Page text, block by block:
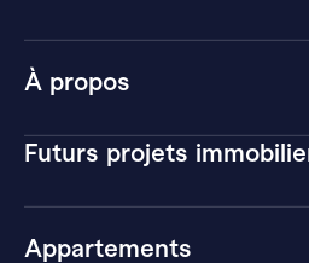
À propos
Futurs projets
Appartements